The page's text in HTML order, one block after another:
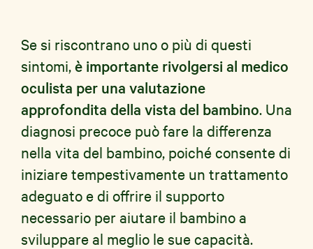
Se si riscontrano uno o più di questi
sintomi,è importante rivolgersi al medico
oculista per una valutazione
approfondita della vista del bambino. Una
diagnosi precoce può fare la differenza
nella vita del bambino, poiché consente di
iniziare tempestivamente un trattamento
adeguato e di offrire il supporto
necessario per aiutare il bambino a
sviluppare al meglio le sue capacità.